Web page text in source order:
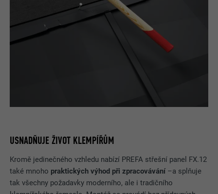
USNADŇUJE ŽIVOT KLEMPÍŘŮM
Kromě jedinečného vzhledu nabízí PREFA střešní panel FX.12
také mnoho praktických výhod při zpracovávání–a splňuje
tak všechny požadavky moderního, ale i tradičního